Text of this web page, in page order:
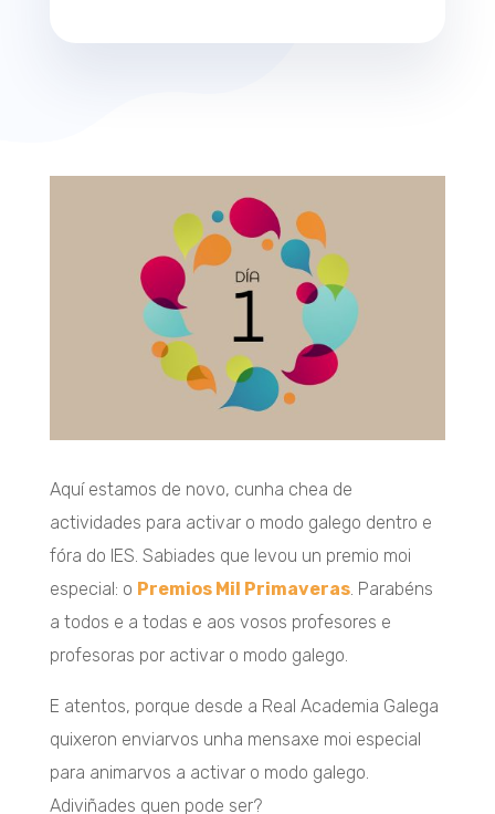
Aquí estamos de novo, cunha chea de
actividades para activar o modo galego dentro e
fóra do IES. Sabiades que levou un premio moi
especial: o Premios Mil Primaveras. Parabéns
a todos e a todas e aos vosos profesores e
profesoras por activar o modo galego.
E atentos, porque desde a Real Academia Galega
quixeron enviarvos unha mensaxe moi especial
para animarvos a activar o modo galego.
Adiviñades quen pode ser?